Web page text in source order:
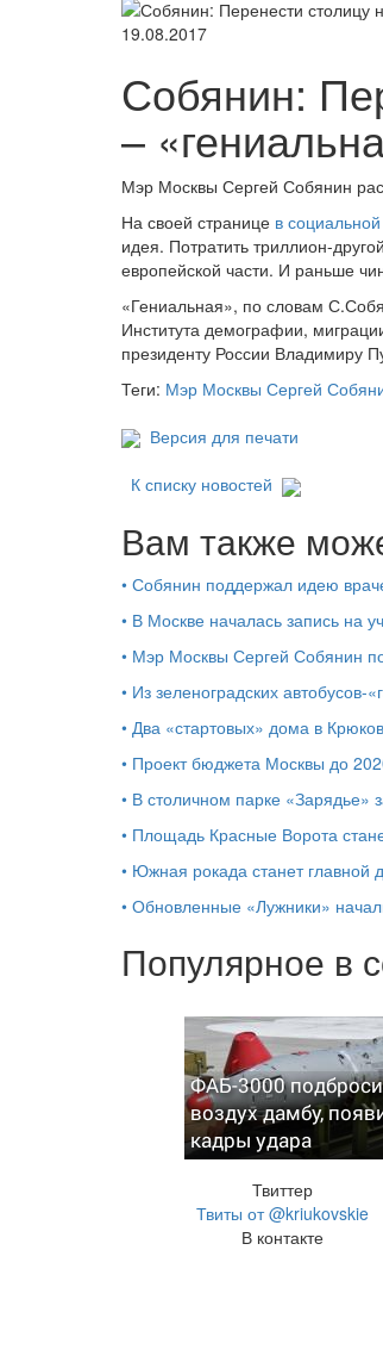
19.08.2017
Собянин:
–
Мэр Москвы Сергей Собянин
На своей странице в
идея. Потратить триллион-
европейской части. И раньше
«Гениальная», по словам
Института демографии,
президенту России Владимиру
Теги: Мэр Москвы Сергей
Версия для печати
К списку новостей
Вам также
• Собянин поддержал идею
• В Москве началась запись на
• Мэр Москвы Сергей Собянин
• Из зеленоградских автобусов-
• Два «стартовых» дома в
• Проект бюджета Москвы до
• В столичном парке «Зарядье»
• Площадь Красные Ворота
• Южная рокада станет главной
• Обновленные «Лужники»
Популярное в
ФАБ-3000
воздух дамбу,
кадры удара
Твиттер
Твиты от @kriukovskie
В контакте